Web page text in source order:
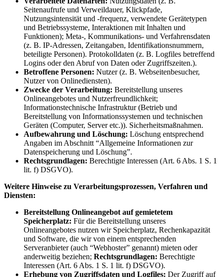
Seitenaufrufe und Verweildauer, Klickpfade,
Nutzungsintensität und -frequenz, verwendete Gerätetypen
und Betriebssysteme, Interaktionen mit Inhalten und
Funktionen); Meta-, Kommunikations- und Verfahrensdaten
(z. B. IP-Adressen, Zeitangaben, Identifikationsnummern,
beteiligte Personen). Protokolldaten (z. B. Logfiles betreffend
Logins oder den Abruf von Daten oder Zugriffszeiten.).
Betroffene Personen: Nutzer (z. B. Webseitenbesucher,
Nutzer von Onlinediensten).
Zwecke der Verarbeitung: Bereitstellung unseres
Onlineangebotes und Nutzerfreundlichkeit;
Informationstechnische Infrastruktur (Betrieb und
Bereitstellung von Informationssystemen und technischen
Geräten (Computer, Server etc.)). Sicherheitsmaßnahmen.
Aufbewahrung und Löschung: Löschung entsprechend
Angaben im Abschnitt “Allgemeine Informationen zur
Datenspeicherung und Löschung”.
Rechtsgrundlagen: Berechtigte Interessen (Art. 6 Abs. 1 S. 1
lit. f) DSGVO).
Weitere Hinweise zu Verarbeitungsprozessen, Verfahren und
Diensten:
Bereitstellung Onlineangebot auf gemietetem
Speicherplatz: Für die Bereitstellung unseres
Onlineangebotes nutzen wir Speicherplatz, Rechenkapazität
und Software, die wir von einem entsprechenden
Serveranbieter (auch “Webhoster” genannt) mieten oder
anderweitig beziehen; Rechtsgrundlagen: Berechtigte
Interessen (Art. 6 Abs. 1 S. 1 lit. f) DSGVO).
Erhebung von Zugriffsdaten und Logfiles: Der Zugriff auf